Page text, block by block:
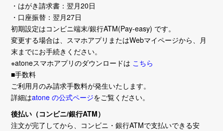
・はがき請求書：翌月20日
・口座振替：翌月27日
初期設定はコンビニ端末/銀行ATM(Pay-easy) です。
変更する場合は、スマホアプリまたはWebマイページから、月
末までにお手続きください。
※atoneスマホアプリのダウンロードは こちら
■手数料
ご利用月のみ請求手数料が発生いたします。
詳細はatone の公式ページをご覧ください。
後払い（コンビニ/銀行ATM）
注文が完了してから、コンビニ・銀行ATMで支払いできる安